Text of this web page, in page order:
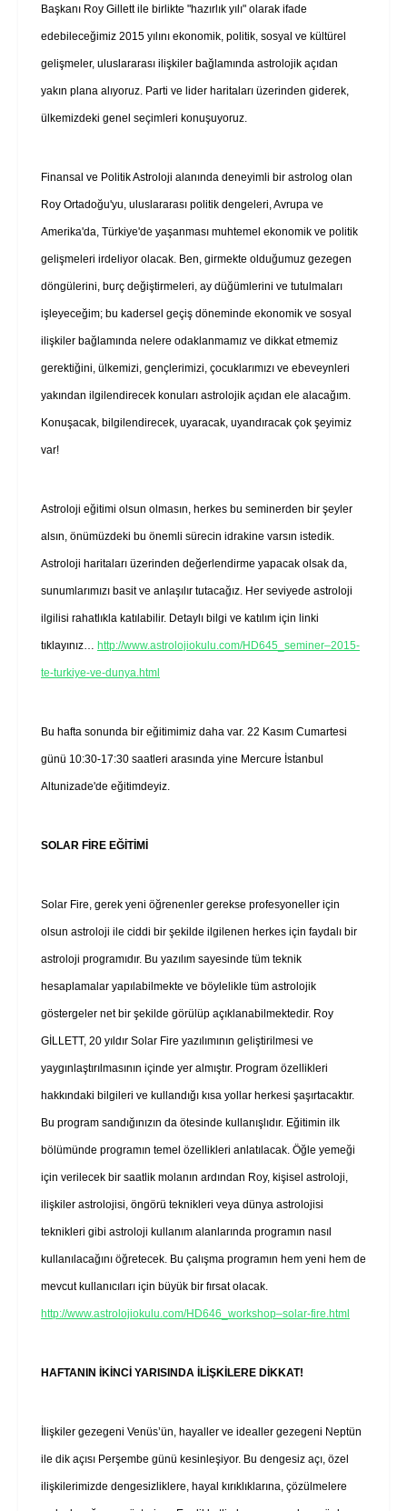
Başkanı Roy Gillett ile birlikte "hazırlık yılı" olarak ifade
edebileceğimiz 2015 yılını ekonomik, politik, sosyal ve kültürel
gelişmeler, uluslararası ilişkiler bağlamında astrolojik açıdan
yakın plana alıyoruz. Parti ve lider haritaları üzerinden giderek,
ülkemizdeki genel seçimleri konuşuyoruz.
Finansal ve Politik Astroloji alanında deneyimli bir astrolog olan
Roy Ortadoğu'yu, uluslararası politik dengeleri, Avrupa ve
Amerika'da, Türkiye'de yaşanması muhtemel ekonomik ve politik
gelişmeleri irdeliyor olacak. Ben, girmekte olduğumuz gezegen
döngülerini, burç değiştirmeleri, ay düğümlerini ve tutulmaları
işleyeceğim; bu kadersel geçiş döneminde ekonomik ve sosyal
ilişkiler bağlamında nelere odaklanmamız ve dikkat etmemiz
gerektiğini, ülkemizi, gençlerimizi, çocuklarımızı ve ebeveynleri
yakından ilgilendirecek konuları astrolojik açıdan ele alacağım.
Konuşacak, bilgilendirecek, uyaracak, uyandıracak çok şeyimiz
var!
Astroloji eğitimi olsun olmasın, herkes bu seminerden bir şeyler
alsın, önümüzdeki bu önemli sürecin idrakine varsın istedik.
Astroloji haritaları üzerinden değerlendirme yapacak olsak da,
sunumlarımızı basit ve anlaşılır tutacağız. Her seviyede astroloji
ilgilisi rahatlıkla katılabilir. Detaylı bilgi ve katılım için linki
tıklayınız… http://www.astrolojiokulu.com/HD645_seminer–2015-
te-turkiye-ve-dunya.html
Bu hafta sonunda bir eğitimimiz daha var. 22 Kasım Cumartesi
günü 10:30-17:30 saatleri arasında yine Mercure İstanbul
Altunizade'de eğitimdeyiz.
SOLAR FİRE EĞİTİMİ
Solar Fire, gerek yeni öğrenenler gerekse profesyoneller için
olsun astroloji ile ciddi bir şekilde ilgilenen herkes için faydalı bir
astroloji programıdır. Bu yazılım sayesinde tüm teknik
hesaplamalar yapılabilmekte ve böylelikle tüm astrolojik
göstergeler net bir şekilde görülüp açıklanabilmektedir. Roy
GİLLETT, 20 yıldır Solar Fire yazılımının geliştirilmesi ve
yaygınlaştırılmasının içinde yer almıştır. Program özellikleri
hakkındaki bilgileri ve kullandığı kısa yollar herkesi şaşırtacaktır.
Bu program sandığınızın da ötesinde kullanışlıdır. Eğitimin ilk
bölümünde programın temel özellikleri anlatılacak. Öğle yemeği
için verilecek bir saatlik molanın ardından Roy, kişisel astroloji,
ilişkiler astrolojisi, öngörü teknikleri veya dünya astrolojisi
teknikleri gibi astroloji kullanım alanlarında programın nasıl
kullanılacağını öğretecek. Bu çalışma programın hem yeni hem de
mevcut kullanıcıları için büyük bir fırsat olacak.
http://www.astrolojiokulu.com/HD646_workshop–solar-fire.html
HAFTANIN İKİNCİ YARISINDA İLİŞKİLERE DİKKAT!
İlişkiler gezegeni Venüs’ün, hayaller ve idealler gezegeni Neptün
ile dik açısı Perşembe günü kesinleşiyor. Bu dengesiz açı, özel
ilişkilerimizde dengesizliklere, hayal kırıklıklarına, çözülmelere